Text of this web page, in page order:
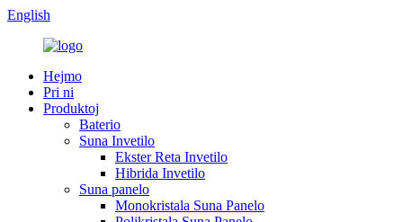
English
Hejmo
Pri ni
Produktoj
Baterio
Suna Invetilo
Ekster Reta Invetilo
Hibrida Invetilo
Suna panelo
Monokristala Suna Panelo